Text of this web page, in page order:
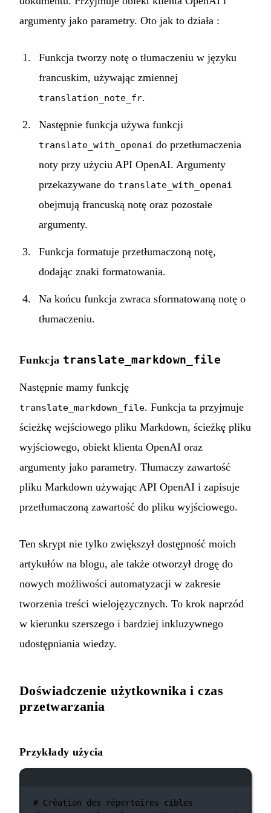
argumenty jako parametry. Oto jak to działa :
Funkcja tworzy notę o tłumaczeniu w języku
francuskim, używając zmiennej
translation_note_fr.
Następnie funkcja używa funkcji
translate_with_openai do przetłumaczenia
noty przy użyciu API OpenAI. Argumenty
przekazywane do translate_with_openai
obejmują francuską notę oraz pozostałe
argumenty.
Funkcja formatuje przetłumaczoną notę,
dodając znaki formatowania.
Na końcu funkcja zwraca sformatowaną notę o
tłumaczeniu.
Funkcja translate_markdown_file
Następnie mamy funkcję
translate_markdown_file. Funkcja ta przyjmuje
ścieżkę wejściowego pliku Markdown, ścieżkę pliku
wyjściowego, obiekt klienta OpenAI oraz
argumenty jako parametry. Tłumaczy zawartość
pliku Markdown używając API OpenAI i zapisuje
przetłumaczoną zawartość do pliku wyjściowego.
Ten skrypt nie tylko zwiększył dostępność moich
artykułów na blogu, ale także otworzył drogę do
nowych możliwości automatyzacji w zakresie
tworzenia treści wielojęzycznych. To krok naprzód
w kierunku szerszego i bardziej inkluzywnego
udostępniania wiedzy.
Doświadczenie użytkownika i czas
przetwarzania
Przykłady użycia
# Création des répertoires cibles